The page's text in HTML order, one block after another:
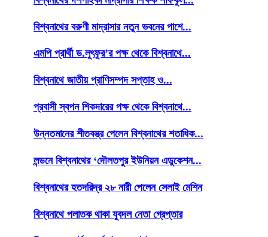
বিশ্বনাথের বরুণী মাদ্রাসার নতুন ভবনের পাশে...
এমপি প্রার্থী ড.লুৎফুর’র পক্ষ থেকে বিশ্বনাথে...
বিশ্বনাথে জাতীয় প্রাণিসম্পদ সপ্তাহ ও...
প্রবাসী স্বপন শিকদারের পক্ষ থেকে বিশ্বনাথে...
উন্নতমানের শীতবস্ত্র পেলেন বিশ্বনাথের শতাধিক...
লন্ডনে বিশ্বনাথের ‘দৌলতপুর ইউনিয়ন এডুকেশন...
বিশ্বনাথের হতদরিদ্র ২৮ নারী পেলেন সেলাই মেশিন
বিশ্বনাথে পলাতক থাকা যুবদল নেতা গ্রেপ্তার